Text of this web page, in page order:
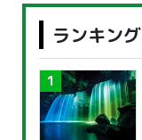
ランキング